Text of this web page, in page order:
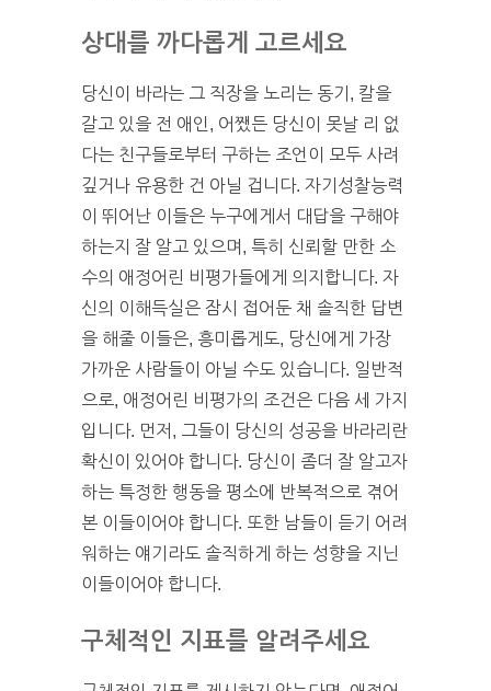
상대를 까다롭게 고르세요
당신이 바라는 그 직장을 노리는 동기, 칼을
갈고 있을 전 애인, 어쨌든 당신이 못날 리 없
다는 친구들로부터 구하는 조언이 모두 사려
깊거나 유용한 건 아닐 겁니다. 자기성찰능력
이 뛰어난 이들은 누구에게서 대답을 구해야
하는지 잘 알고 있으며, 특히 신뢰할 만한 소
수의 애정어린 비평가들에게 의지합니다. 자
신의 이해득실은 잠시 접어둔 채 솔직한 답변
을 해줄 이들은, 흥미롭게도, 당신에게 가장
가까운 사람들이 아닐 수도 있습니다. 일반적
으로, 애정어린 비평가의 조건은 다음 세 가지
입니다. 먼저, 그들이 당신의 성공을 바라리란
확신이 있어야 합니다. 당신이 좀더 잘 알고자
하는 특정한 행동을 평소에 반복적으로 겪어
본 이들이어야 합니다. 또한 남들이 듣기 어려
워하는 얘기라도 솔직하게 하는 성향을 지닌
이들이어야 합니다.
구체적인 지표를 알려주세요